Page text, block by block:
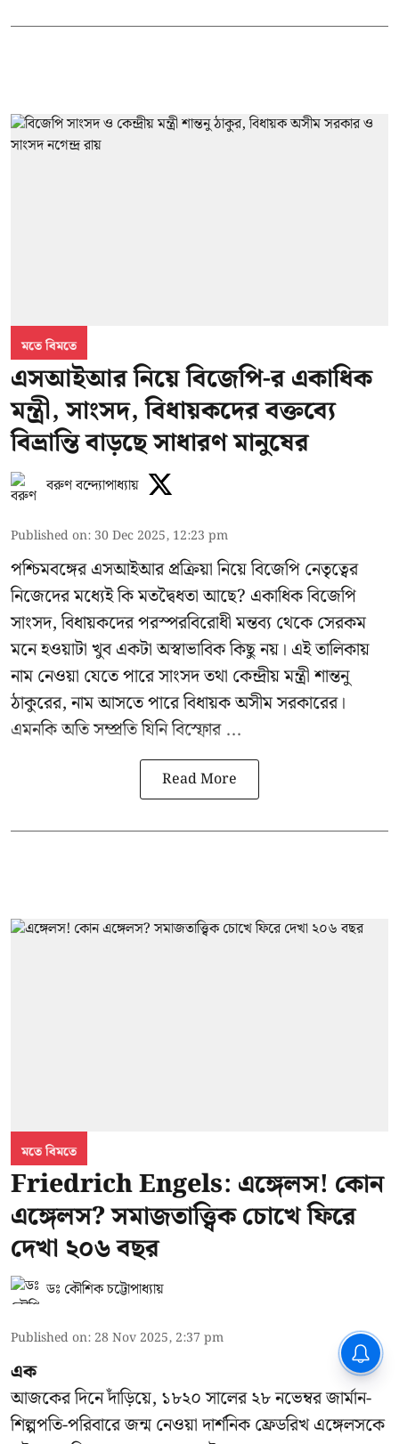
মতে বিমতে
এসআইআর নিয়ে বিজেপি-র একাধিক
মন্ত্রী, সাংসদ, বিধায়কদের বক্তব্যে
বিভ্রান্তি বাড়ছে সাধারণ মানুষের
বরুণ বন্দ্যোপাধ্যায়
Published on: 30 Dec 2025, 12:23 pm
পশ্চিমবঙ্গের এসআইআর প্রক্রিয়া নিয়ে বিজেপি নেতৃত্বের
নিজেদের মধ্যেই কি মতদ্বৈধতা আছে? একাধিক বিজেপি
সাংসদ, বিধায়কদের পরস্পরবিরোধী মন্তব্য থেকে সেরকম
মনে হওয়াটা খুব একটা অস্বাভাবিক কিছু নয়। এই তালিকায়
নাম নেওয়া যেতে পারে সাংসদ তথা কেন্দ্রীয় মন্ত্রীশান্তনু
ঠাকুরের, নাম আসতে পারে বিধায়ক অসীম সরকারের।
এমনকি অতি সম্প্রতি যিনি বিস্ফোর ...
Read More
মতে বিমতে
Friedrich Engels: এঙ্গেলস! কোন
এঙ্গেলস? সমাজতাত্ত্বিক চোখে ফিরে
দেখা ২০৬ বছর
ডঃ কৌশিক চট্টোপাধ্যায়
Published on: 28 Nov 2025, 2:37 pm
এক
আজকের দিনে দাঁড়িয়ে, ১৮২০ সালের ২৮ নভেম্বর জার্মান-
শিল্পপতি-পরিবারে জন্ম নেওয়া দার্শনিক ফ্রেডরিখ এঙ্গেলসকে